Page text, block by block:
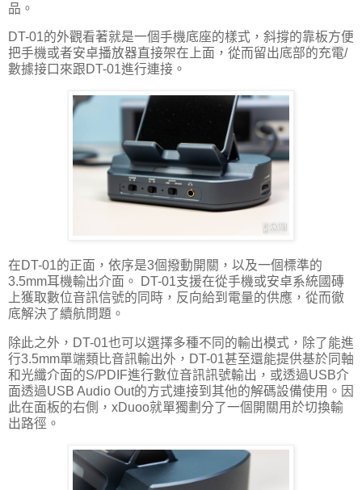
品。
DT-01的外觀看著就是一個手機底座的樣式，斜撐的靠板方便
把手機或者安卓播放器直接架在上面，從而留出底部的充電/
數據接口來跟DT-01進行連接。
在DT-01的正面，依序是3個撥動開關，以及一個標準的
3.5mm耳機輸出介面。 DT-01支援在從手機或安卓系統國磚
上獲取數位音訊信號的同時，反向給到電量的供應，從而徹
底解決了續航問題。
除此之外，DT-01也可以選擇多種不同的輸出模式，除了能進
行3.5mm單端類比音訊輸出外，DT-01甚至還能提供基於同軸
和光纖介面的S/PDIF進行數位音訊訊號輸出，或透過USB介
面透過USB Audio Out的方式連接到其他的解碼設備使用。因
此在面板的右側，xDuoo就單獨劃分了一個開關用於切換輸
出路徑。